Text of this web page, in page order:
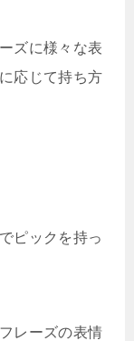
ズに様々な表
応じて持ち方
ピックを持っ
レーズの表情